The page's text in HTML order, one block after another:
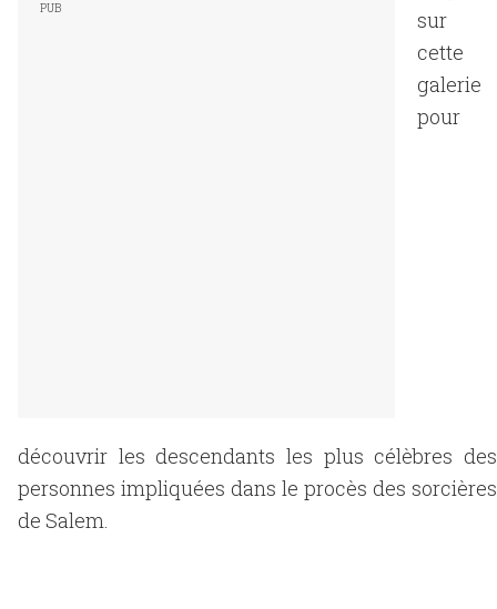
sur
cette
galerie
pour
découvrir les descendants les plus célèbres des
personnes impliquées dans le procès des sorcières
de Salem.